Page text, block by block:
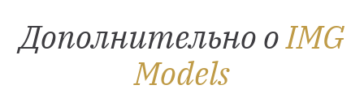
Дополнительно оIMG
Models